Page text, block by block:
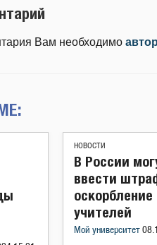
Вам необходимо
НОВОСТИ
В России
ввести
оскорбление
учителей
Мой университет